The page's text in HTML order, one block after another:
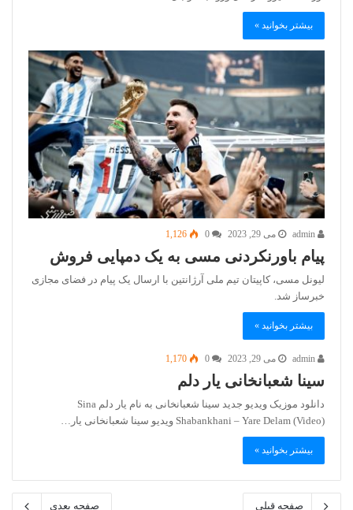
بیشتر بخوانید »
می 29, 2023 1,126
پیام باورنکردنی مسی به یک دمپایی فروش
لیونل مسی، کاپیتان تیم ملی آرژانتین با ارسال یک پیام در فضای مجازی
خبرساز شد.
بیشتر بخوانید »
می 29, 2023 1,170
سینا شعبانخانی یار دلم
دانلود موزیک ویدیو جدید سینا شعبانخانی به نام یار دلم Sina
Shabankhani – Yare Delam (Video) ویدیو سینا شعبانخانی یار…
بیشتر بخوانید »
صفحه قبلی صفحه بعدی